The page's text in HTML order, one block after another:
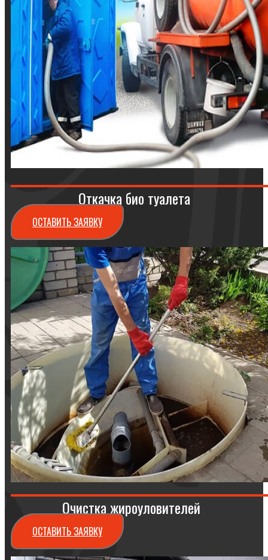
Откачка био туалета
ОСТАВИТЬ ЗАЯВКУ
Очистка жироуловителей
ОСТАВИТЬ ЗАЯВКУ